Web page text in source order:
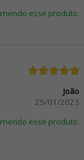
esse produto.
João
25/01/2023
esse produto.